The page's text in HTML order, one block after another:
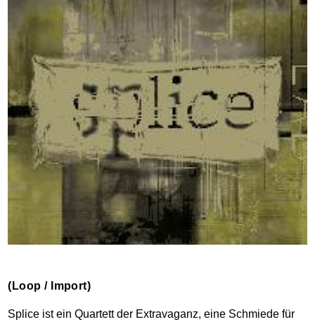
(Loop / Import)
Splice ist ein Quartett der Extravaganz, eine Schmiede für